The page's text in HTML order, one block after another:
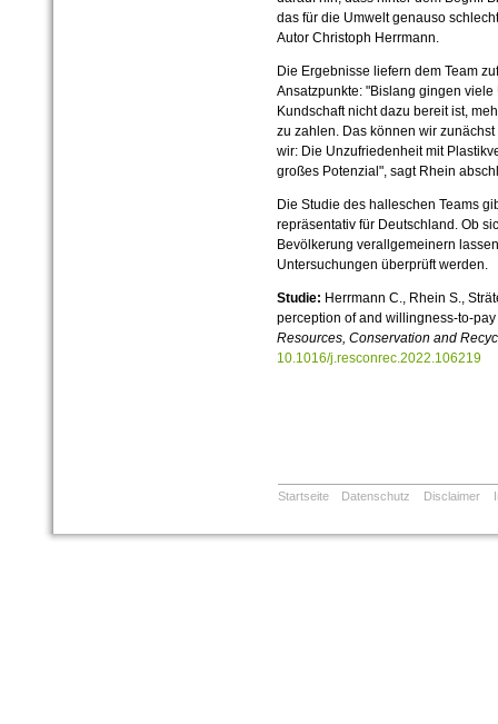
das für die Umwelt genauso
Autor Christoph Herrmann.
Die Ergebnisse liefern dem Team
Ansatzpunkte: "Bislang gingen
Kundschaft nicht dazu bereit ist,
zu zahlen. Das können wir
wir: Die Unzufriedenheit mit
großes Potenzial", sagt Rhein
Die Studie des halleschen Teams
repräsentativ für Deutschland. Ob
Bevölkerung verallgemeinern
Untersuchungen überprüft werden.
Studie: Herrmann C., Rhein S.,
perception of and willingness-to-
Resources, Conservation and
10.1016/j.resconrec.2022.106219
Startseite Datenschutz Disclaimer